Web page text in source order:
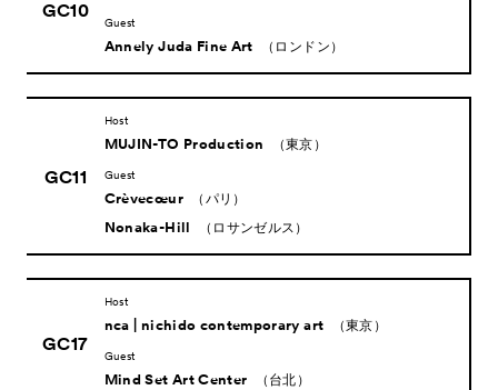
Partners パートナー
Contact
Archive
GC10
Guest
Annely Juda Fine Art （ロンドン）
GC11
Host
MUJIN-TO Production （東京）
Guest
Crèvecœur （パリ）
Nonaka-Hill （ロサンゼルス）
GC17
Host
nca | nichido contemporary art （東京）
Guest
Mind Set Art Center （台北）